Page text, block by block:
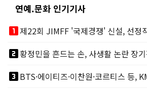
연예.문화 인기기사
looks_one제22회 JIMFF '국제경쟁' 신설, 선정
looks_two
looks_3BTS·에이티즈·이찬원·코르티스 등,